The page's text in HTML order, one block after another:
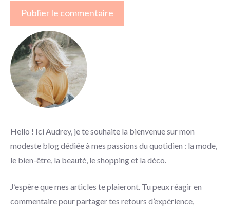
Hello ! Ici Audrey, je te souhaite la bienvenue sur mon
modeste blog dédiée à mes passions du quotidien : la mode,
le bien-être, la beauté, le shopping et la déco.
J’espère que mes articles te plaieront. Tu peux réagir en
commentaire pour partager tes retours d’expérience,